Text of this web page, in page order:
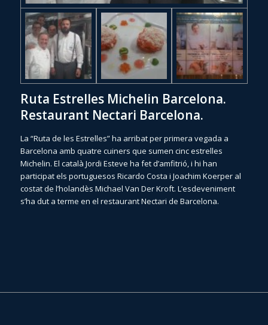
Ruta Estrelles Michelin Barcelona.
Restaurant Nectari Barcelona.
La “Ruta de les Estrelles” ha arribat per primera vegada a
Barcelona amb quatre cuiners que sumen cinc estrelles
Michelin. El català Jordi Esteve ha fet d’amfitrió, i hi han
participat els portuguesos Ricardo Costa i Joachim Koerper al
costat de l’holandès Michael Van Der Kroft. L’esdeveniment
s’ha dut a terme en el restaurant Nectari de Barcelona.